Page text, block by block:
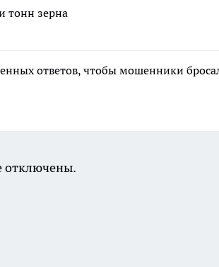
тонн зерна
ответов, чтобы мошенники
отключены.